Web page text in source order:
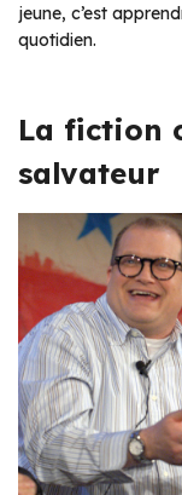
jeune, c’est
quotidien.
La fiction
salvateur